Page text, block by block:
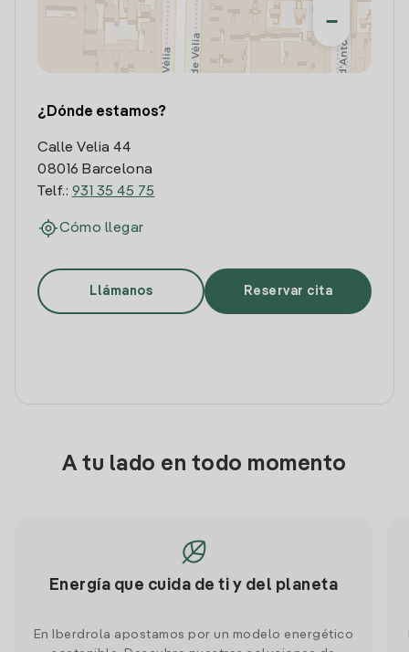
−
¿Dónde estamos?
Calle Velia 44
08016 Barcelona
Telf.: 931 35 45 75
Cómo llegar
Llámanos Reservar cita
A tu lado en todo momento
Energía que cuida de ti y del planeta
En Iberdrola apostamos por un modelo energético